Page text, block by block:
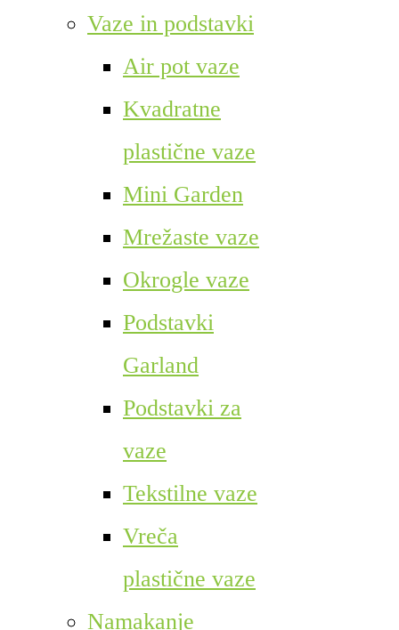
Vaze in podstavki
Air pot vaze
Kvadratne
plastične vaze
Mini Garden
Mrežaste vaze
Okrogle vaze
Podstavki
Garland
Podstavki za
vaze
Tekstilne vaze
Vreča
plastične vaze
Namakanje